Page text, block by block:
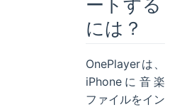
には？
OnePlayerは、
iPhoneに音楽
ファイルをイン